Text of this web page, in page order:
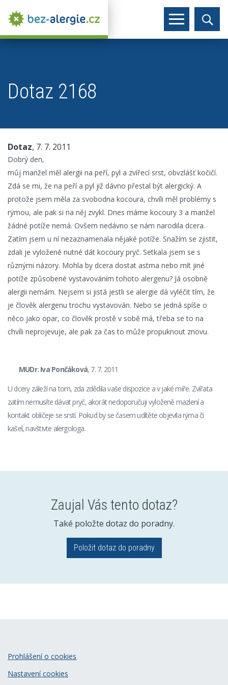
Dotaz 2168
Dotaz, 7. 7. 2011
Dobrý den,
můj manžel měl alergii na peří, pyl a zvířecí srst, obvzlášť kočičí.
Zdá se mi, že na peří a pyl již dávno přestal být alergický. A
protože jsem měla za svobodna kocoura, chvíli měl problémy s
rýmou, ale pak si na něj zvykl. Dnes máme kocoury 3 a manžel
žádné potíže nemá. Ovšem nedávno se nám narodila dcera.
Zatím jsem u ní nezaznamenala nějaké potíže. Snažím se zjistit,
zdali je vyloženě nutné dát kocoury pryč. Setkala jsem se s
různými názory. Mohla by dcera dostat astma nebo mít jiné
potíže způsobené vystavováním tohoto alergenu? Já osobně
alergii nemám. Nejsem si jistá jestli se alergie dá vyléčit tím, že
je člověk alergenu trochu vystavován. Nebo se jedná spíše o
něco jako opar, co člověk prostě v sobě má, třeba se to na
chvíli neprojevuje, ale pak za čas to může propuknout znovu.
MUDr. Iva Pončáková, 7. 7. 2011
U dcery záleží na tom, zda zdědila vaše dispozice a v jaké míře. Zvířata
zatím nemusíte dávat pryč, akorát nedoporučuji vyloženě mazlení a
kontakt obličeje se srstí. Pokud by se časem udítěte objevila rýma či
kašel, navštivte alergologa.
Zaujal Vás tento dotaz?
Také položte dotaz do poradny.
Položit dotaz do poradny
Prohlášení o cookies
Nastavení cookies